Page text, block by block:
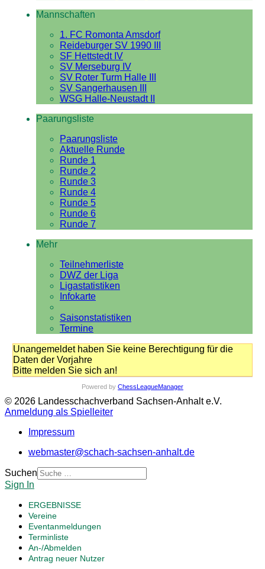
Mannschaften
1. FC Romonta Amsdorf
Reideburger SV 1990 III
SF Hettstedt IV
SV Merseburg IV
SV Roter Turm Halle III
SV Sangerhausen III
WSG Halle-Neustadt II
Paarungsliste
Paarungsliste
Aktuelle Runde
Runde 1
Runde 2
Runde 3
Runde 4
Runde 5
Runde 6
Runde 7
Mehr
Teilnehmerliste
DWZ der Liga
Ligastatistiken
Infokarte
Saisonstatistiken
Termine
Unangemeldet haben Sie keine Berechtigung für die
Daten der Vorjahre
Bitte melden Sie sich an!
Powered by ChessLeagueManager
© 2026 Landesschachverband Sachsen-Anhalt e.V.
Anmeldung als Spielleiter
Impressum
webmaster@schach-sachsen-anhalt.de
Suchen
Sign In
ERGEBNISSE
Vereine
Eventanmeldungen
Terminliste
An-/Abmelden
Antrag neuer Nutzer